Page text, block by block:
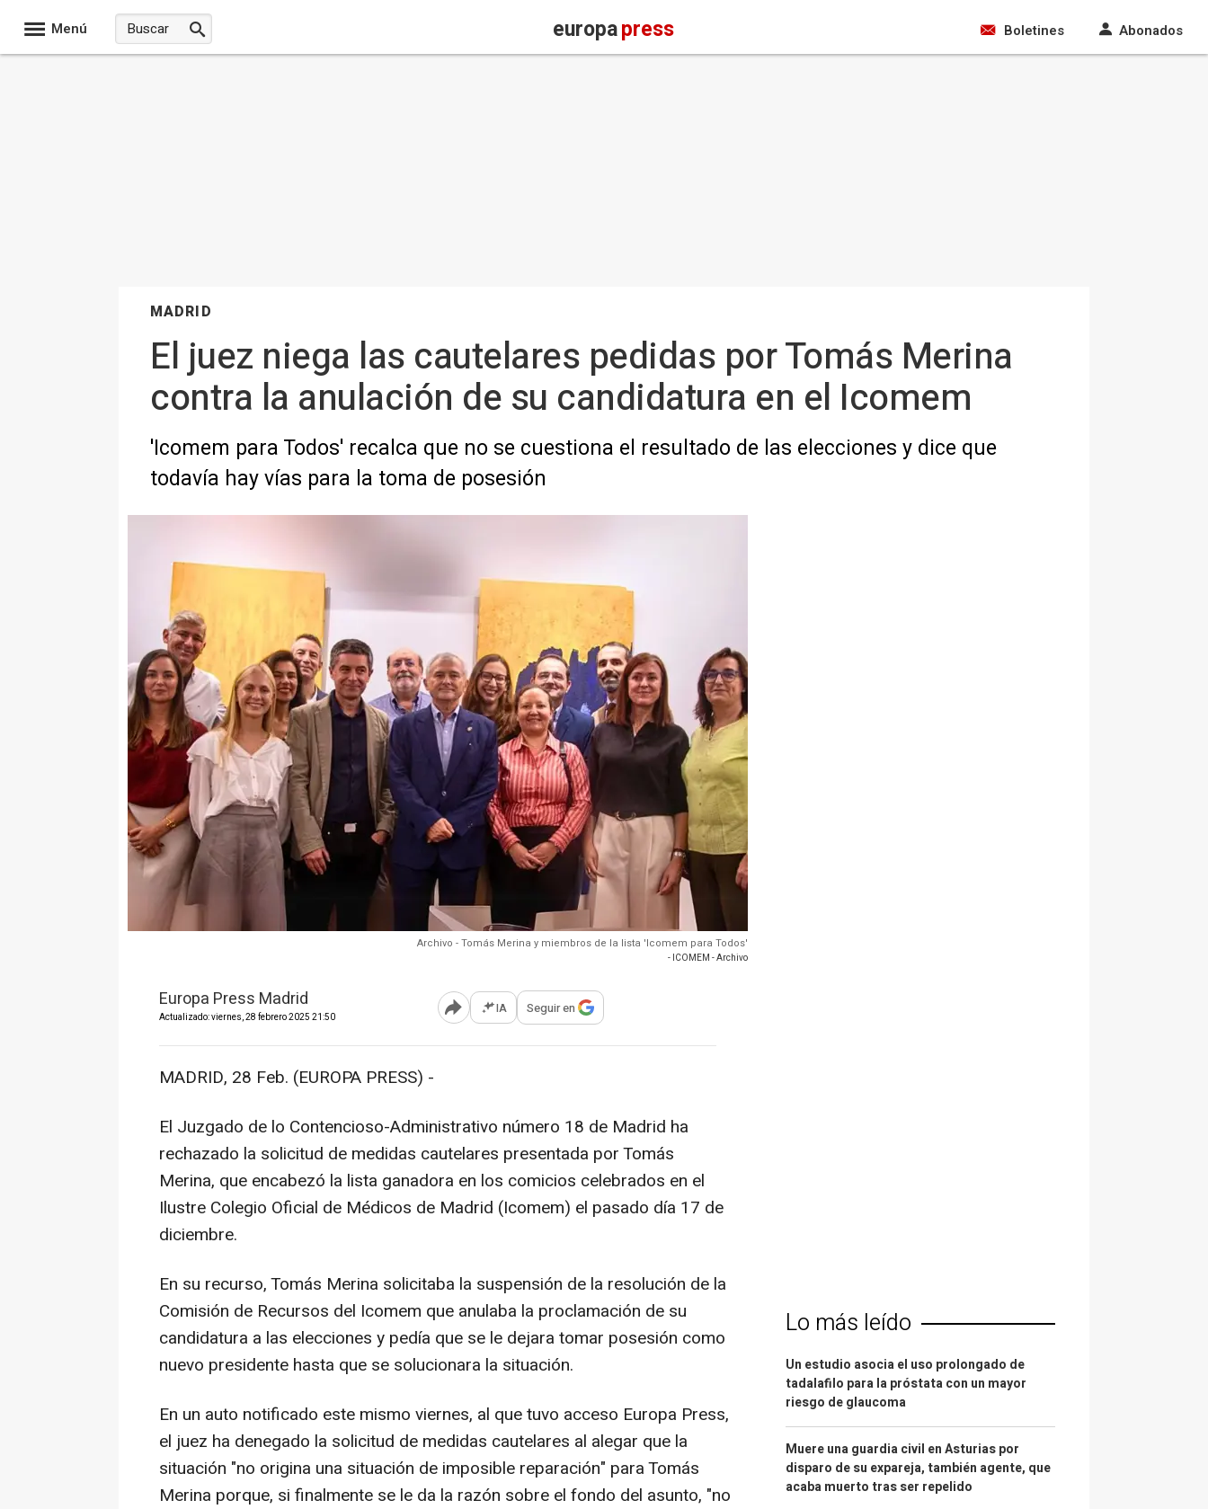
Menú europapress Boletines Abonados
MADRID
El juez niega las cautelares pedidas por Tomás Merina
contra la anulación de su candidatura en el Icomem
'Icomem para Todos' recalca que no se cuestiona el resultado de las elecciones y dice que
todavía hay vías para la toma de posesión
Archivo - Tomás Merina y miembros de la lista 'Icomem para Todos'
- ICOMEM - Archivo
Europa Press Madrid
Actualizado: viernes, 28 febrero 2025 21:50 Abrir opciones para compartir
IA Seguir en
MADRID, 28 Feb. (EUROPA PRESS) -
El Juzgado de lo Contencioso-Administrativo número 18 de Madrid ha
rechazado la solicitud de medidas cautelares presentada por Tomás
Merina, que encabezó la lista ganadora en los comicios celebrados en el
Ilustre Colegio Oficial de Médicos de Madrid (Icomem) el pasado día 17 de
diciembre.
En su recurso, Tomás Merina solicitaba la suspensión de la resolución de la
Comisión de Recursos del Icomem que anulaba la proclamación de su
candidatura a las elecciones y pedía que se le dejara tomar posesión como
nuevo presidente hasta que se solucionara la situación.
En un auto notificado este mismo viernes, al que tuvo acceso Europa Press,
el juez ha denegado la solicitud de medidas cautelares al alegar que la
situación "no origina una situación de imposible reparación" para Tomás
Merina porque, si finalmente se le da la razón sobre el fondo del asunto, "no
Lo más leído
Un estudio asocia el uso prolongado de
tadalafilo para la próstata con un mayor
riesgo de glaucoma
Muere una guardia civil en Asturias por
disparo de su expareja, también agente, que
acaba muerto tras ser repelido